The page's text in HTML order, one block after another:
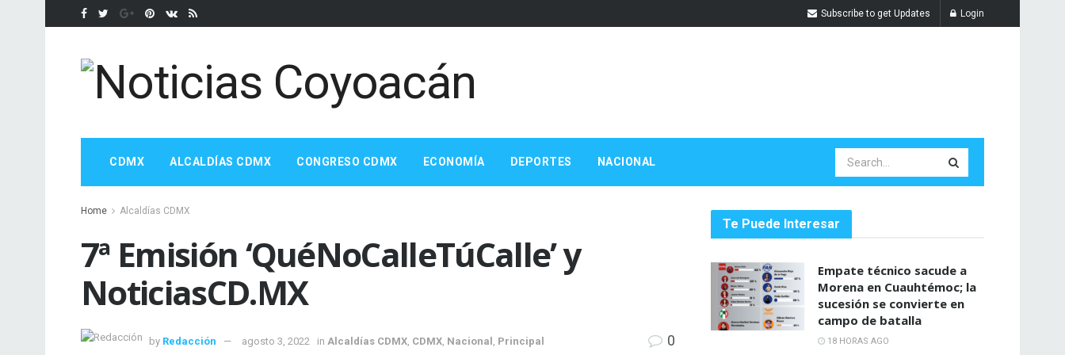
Subscribe to get Updates Login
CDMX ALCALDÍAS CDMX CONGRESO CDMX ECONOMÍA DEPORTES NACIONAL
Home Alcaldías CDMX
7ª Emisión ‘QuéNoCalleTúCalle’ y
NoticiasCD.MX
by Redacción agosto 3, 2022 in Alcaldías CDMX CDMX Nacional Principal 0
Te Puede Interesar
Empate técnico sacude a
Morena en Cuauhtémoc; la
sucesión se convierte en
campo de batalla
18 HORAS AGO